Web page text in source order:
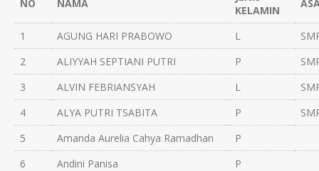
NO NAMA
KELAMIN
1 AGUNG HARI PRABOWO L
2
ALIYYAH SEPTIANI PUTRI P
3
ALVIN FEBRIANSYAH L
4
ALYA PUTRI TSABITA P
5
Amanda Aurelia Cahya Ramadhan
P
6
Andini Panisa
P